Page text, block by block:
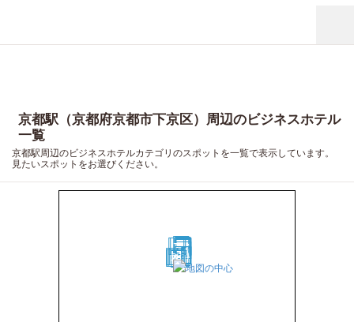
京都駅（京都府京都市下京区）周辺のビジネスホテル
一覧
京都駅周辺のビジネスホテルカテゴリのスポットを一覧で表示しています。
見たいスポットをお選びください。
1
23
45
6
7
8
9
10
11
12
13
14
15
16
17
18
19
20